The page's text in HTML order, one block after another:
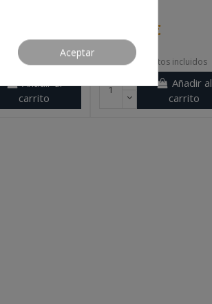
incluidos
Añadir al
carrito
199,00 €
Envío e impuestos incluidos
Añadir al
carrito
Aceptar